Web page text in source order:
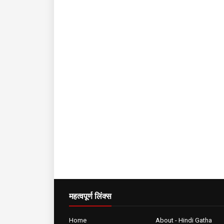
महत्वपूर्ण लिंक्स
Home About - Hindi Gatha